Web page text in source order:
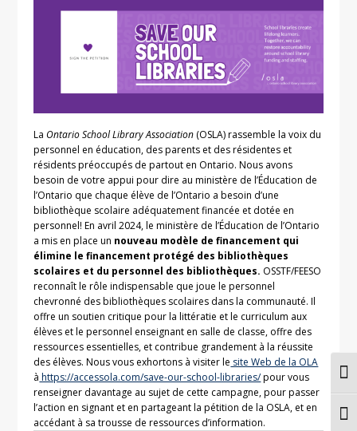
LaOntario School Library Association (OSLA) rassemble la voix du
personnel en éducation, des parents et des résidentes et
résidents préoccupés de partout en Ontario. Nous avons
besoin de votre appui pour dire au ministère de l’Éducation de
l’Ontario que chaque élève de l’Ontario a besoin d’une
bibliothèque scolaire adéquatement financée et dotée en
personnel! En avril 2024, le ministère de l’Éducation de l’Ontario
a mis en place un nouveau modèle de financement qui
élimine le financement protégé des bibliothèques
scolaires et du personnel des bibliothèques. OSSTF/FEESO
reconnaît le rôle indispensable que joue le personnel
chevronné des bibliothèques scolaires dans la communauté. Il
offre un soutien critique pour la littératie et le curriculum aux
élèves et le personnel enseignant en salle de classe, offre des
ressources essentielles, et contribue grandement à la réussite
des élèves. Nous vous exhortons à visiter le site Web de la OLA
à https://accessola.com/save-our-school-libraries/pour vous
renseigner davantage au sujet de cette campagne, pour passer
l’action en signant et en partageant la pétition de la OSLA, et en
accédant à sa trousse de ressources d’information.